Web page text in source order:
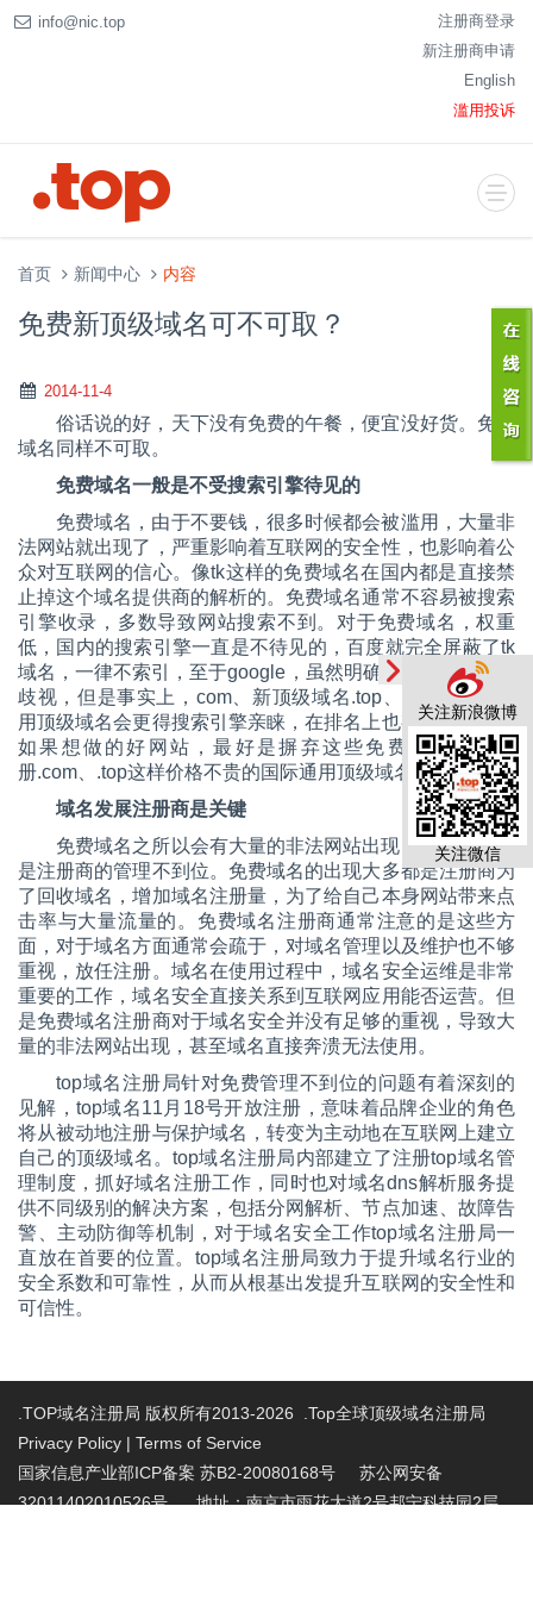
info@nic.top
注册商登录
新注册商申请
English
滥用投诉
关注新浪微博
关注微信
首页 新闻中心 内容
免费新顶级域名可不可取？
2014-11-4
俗话说的好，天下没有免费的午餐，便宜没好货。免费
域名同样不可取。
免费域名一般是不受搜索引擎待见的
免费域名，由于不要钱，很多时候都会被滥用，大量非
法网站就出现了，严重影响着互联网的安全性，也影响着公
众对互联网的信心。像tk这样的免费域名在国内都是直接禁
止掉这个域名提供商的解析的。免费域名通常不容易被搜索
引擎收录，多数导致网站搜索不到。对于免费域名，权重
低，国内的搜索引擎一直是不待见的，百度就完全屏蔽了tk
域名，一律不索引，至于google，虽然明确表示不会有域名
歧视，但是事实上，com、新顶级域名.top、.xyz这样的通
用顶级域名会更得搜索引擎亲睐，在排名上也有优势。所以
如果想做的好网站，最好是摒弃这些免费域名，去注
册.com、.top这样价格不贵的国际通用顶级域名。
域名发展注册商是关键
免费域名之所以会有大量的非法网站出现，还有一方面
是注册商的管理不到位。免费域名的出现大多都是注册商为
了回收域名，增加域名注册量，为了给自己本身网站带来点
击率与大量流量的。免费域名注册商通常注意的是这些方
面，对于域名方面通常会疏于，对域名管理以及维护也不够
重视，放任注册。域名在使用过程中，域名安全运维是非常
重要的工作，域名安全直接关系到互联网应用能否运营。但
是免费域名注册商对于域名安全并没有足够的重视，导致大
量的非法网站出现，甚至域名直接奔溃无法使用。
top域名注册局针对免费管理不到位的问题有着深刻的
见解，top域名11月18号开放注册，意味着品牌企业的角色
将从被动地注册与保护域名，转变为主动地在互联网上建立
自己的顶级域名。top域名注册局内部建立了注册top域名管
理制度，抓好域名注册工作，同时也对域名dns解析服务提
供不同级别的解决方案，包括分网解析、节点加速、故障告
警、主动防御等机制，对于域名安全工作top域名注册局一
直放在首要的位置。top域名注册局致力于提升域名行业的
安全系数和可靠性，从而从根基出发提升互联网的安全性和
可信性。
.TOP域名注册局 版权所有2013-2026 .Top全球顶级域名注册局
Privacy Policy | Terms of Service
国家信息产业部ICP备案 苏B2-20080168号 苏公网安备
32011402010526号 地址：南京市雨花大道2号邦宁科技园2层